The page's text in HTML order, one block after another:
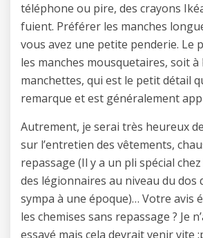
téléphone ou pire, des crayons
fuient. Préférer les manches
vous avez une petite penderie. Le
les manches mousquetaires, soit
manchettes, qui est le petit détail
remarque et est généralement
Autrement, je serai très heureux
sur l’entretien des vêtements,
repassage (Il y a un pli spécial
des légionnaires au niveau du dos
sympa à une époque)… Votre avis
les chemises sans repassage ? Je
essayé mais cela devrait venir vite